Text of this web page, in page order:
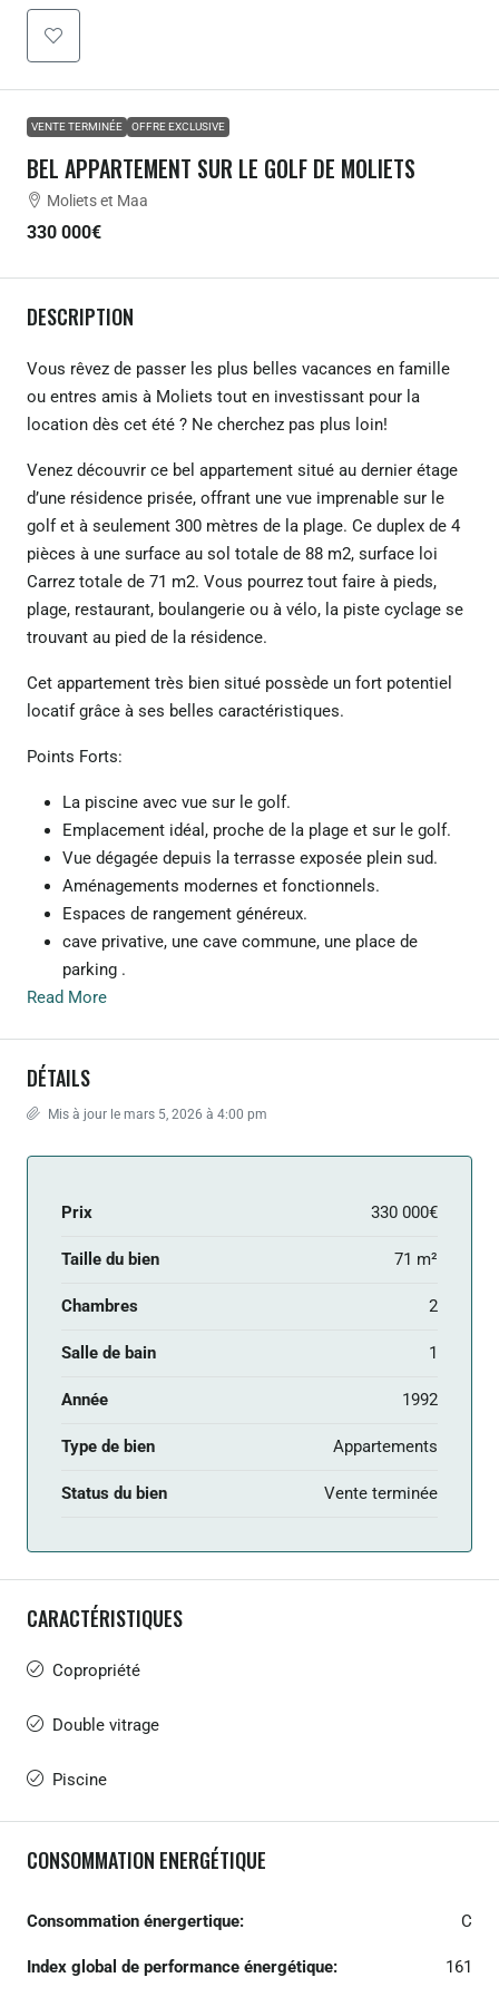
VENTE TERMINÉE OFFRE EXCLUSIVE
BEL APPARTEMENT SUR LE GOLF DE MOLIETS
Moliets et Maa
330 000€
DESCRIPTION
Vous rêvez de passer les plus belles vacances en famille
ou entres amis à Moliets tout en investissant pour la
location dès cet été ? Ne cherchez pas plus loin!
Venez découvrir ce bel appartement situé au dernier étage
d’une résidence prisée, offrant une vue imprenable sur le
golf et à seulement 300 mètres de la plage. Ce duplex de 4
pièces à une surface au sol totale de 88 m2, surface loi
Carrez totale de 71 m2. Vous pourrez tout faire à pieds,
plage, restaurant, boulangerie ou à vélo, la piste cyclage se
trouvant au pied de la résidence.
Cet appartement très bien situé possède un fort potentiel
locatif grâce à ses belles caractéristiques.
Points Forts:
La piscine avec vue sur le golf.
Emplacement idéal, proche de la plage et sur le golf.
Vue dégagée depuis la terrasse exposée plein sud.
Aménagements modernes et fonctionnels.
Espaces de rangement généreux.
cave privative, une cave commune, une place de
parking .
Read More
DÉTAILS
Mis à jour le mars 5, 2026 à 4:00 pm
Prix 330 000€
Taille du bien 71 m²
Chambres 2
Salle de bain 1
Année 1992
Type de bien Appartements
Status du bien Vente terminée
CARACTÉRISTIQUES
Copropriété
Double vitrage
Piscine
CONSOMMATION ENERGÉTIQUE
Consommation énergertique: C
Index global de performance énergétique: 161